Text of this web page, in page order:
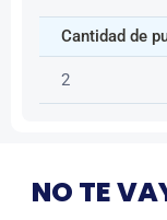
Cantidad de
2
NO TE